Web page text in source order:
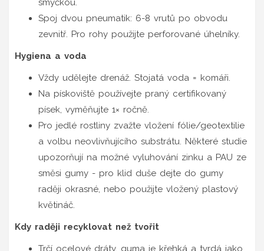
smyčkou.
Spoj dvou pneumatik: 6-8 vrutů po obvodu
zevnitř. Pro rohy použijte perforované úhelníky.
Hygiena a voda
Vždy udělejte drenáž. Stojatá voda = komáři.
Na pískoviště používejte praný certifikovaný
písek, vyměňujte 1× ročně.
Pro jedlé rostliny zvažte vložení fólie/geotextilie
a volbu neovlivňujícího substrátu. Některé studie
upozorňují na možné vyluhování zinku a PAU ze
směsi gumy - pro klid duše dejte do gumy
raději okrasné, nebo použijte vložený plastový
květináč.
Kdy raději recyklovat než tvořit
Trčí ocelové dráty, guma je křehká a tvrdá jako